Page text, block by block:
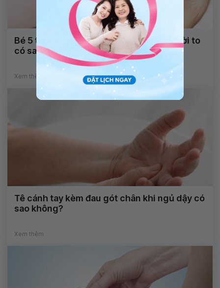
Bé 5 tháng tuổi sau té giường không cười to
có sao không?
Xem thêm
Tê cánh tay kèm đau gót chân khi ngủ dậy có
sao không?
Xem thêm